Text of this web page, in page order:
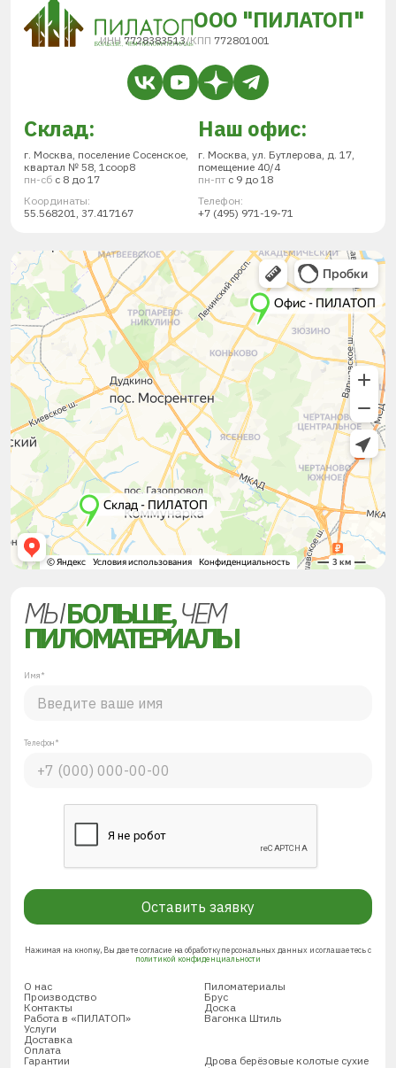
ООО "ПИЛАТОП"
ИНН 7728383513/КПП 772801001
Склад:
г. Москва, поселение Сосенское,
квартал № 58, 1соор8
пн-сб с 8 до 17
Координаты:
55.568201, 37.417167
Наш офис:
г. Москва, ул. Бутлерова, д. 17,
помещение 40/4
пн-пт с 9 до 18
Телефон:
+7 (495) 971-19-71
МЫБОЛЬШЕ,ЧЕМ
ПИЛОМАТЕРИАЛЫ
Имя*
Телефон*
Оставить заявку
Нажимая на кнопку, Вы даете согласие на обработку персональных данных и соглашаетесь с
политикой конфиденциальности
О нас
Производство
Контакты
Работа в «ПИЛАТОП»
Услуги
Доставка
Оплата
Гарантии
Пиломатериалы
Брус
Доска
Вагонка Штиль
Дрова берёзовые колотые сухие